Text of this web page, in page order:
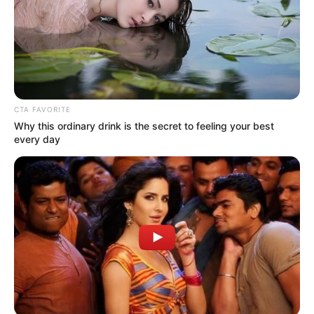
CTA FAVORITE
Why this ordinary drink is the secret to feeling your best
every day